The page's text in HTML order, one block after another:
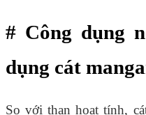
# Công dụng
dụng cát
So với than hoạt tính,